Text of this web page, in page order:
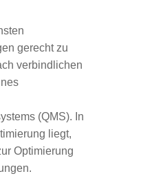
gerecht zu
verbindlichen
(QMS). In
liegt,
Optimierung